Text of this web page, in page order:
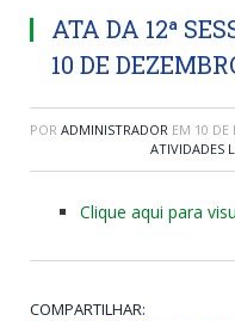
ATA DA 12ª
10 DE
POR ADMINISTRADOR EM 10 DE
ATIVIDADES
Clique aqui para
COMPARTILHAR: